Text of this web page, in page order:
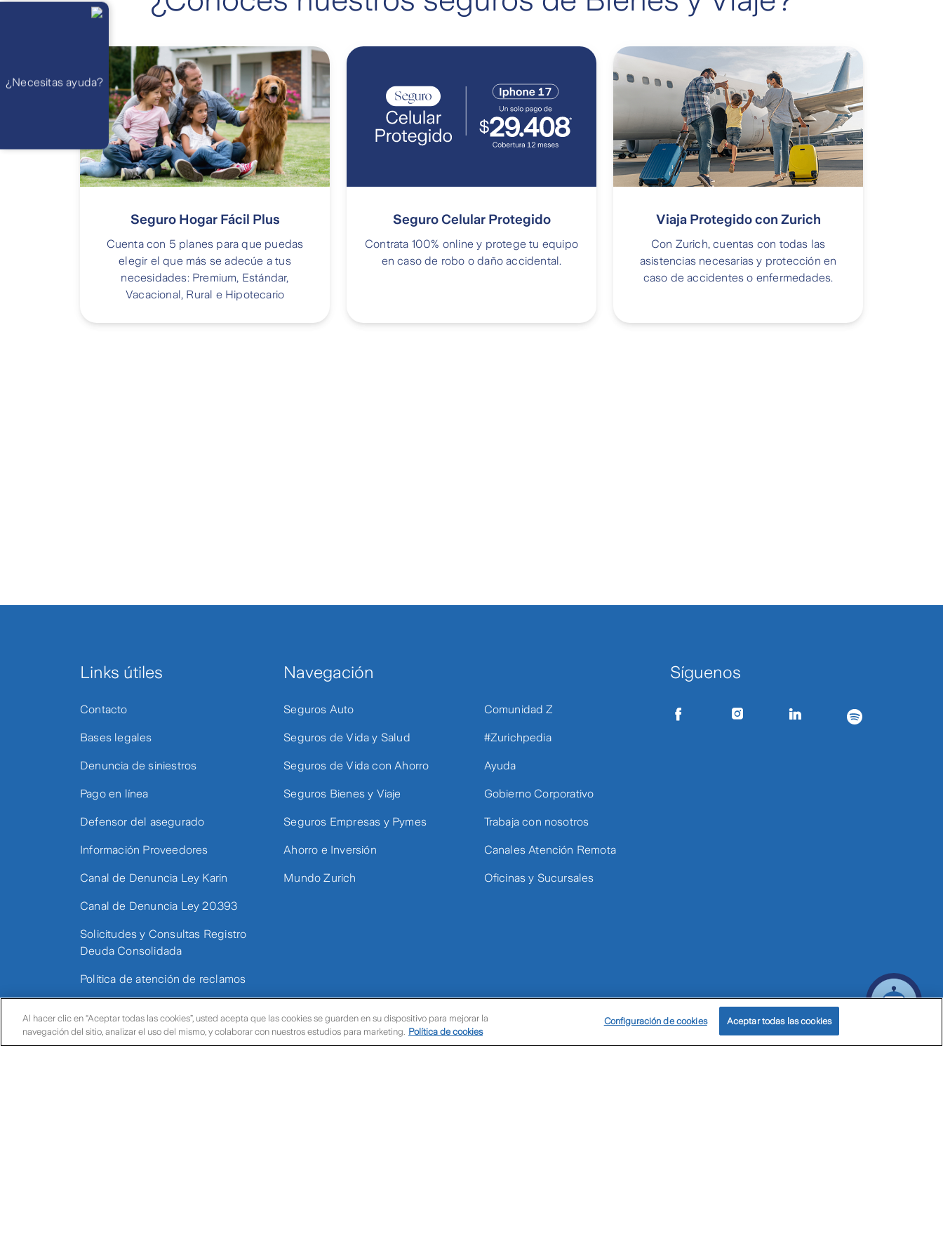
Conoce los datos de tus asistencias (07-2026)
Seguro Hogar Fácil Plus
Cuenta con 5 planes para que puedas
elegir el que más se adecúe a tus
necesidades: Premium, Estándar,
Vacacional, Rural e Hipotecario
Seguro Celular Protegido
Contrata 100% online y protege tu equipo
en caso de robo o daño accidental.
Viaja Protegido con Zurich
Con Zurich, cuentas con todas las
asistencias necesarias y protección en
caso de accidentes o enfermedades.
Links útiles
Contacto
Bases legales
Denuncia de siniestros
Pago en línea
Defensor del asegurado
Información Proveedores
Canal de Denuncia Ley Karin
Canal de Denuncia Ley 20.393
Solicitudes y Consultas Registro
Deuda Consolidada
Política de atención de reclamos
Presentación de consultas y
Navegación
Seguros Auto
Seguros de Vida y Salud
Seguros de Vida con Ahorro
Seguros Bienes y Viaje
Seguros Empresas y Pymes
Ahorro e Inversión
Mundo Zurich
Comunidad Z
#Zurichpedia
Ayuda
Gobierno Corporativo
Trabaja con nosotros
Canales Atención Remota
Oficinas y Sucursales
Síguenos
¿Necesitas ayuda?
Llámanos
Atención 24
horas,
Al hacer clic en “Aceptar todas las cookies”, usted acepta que las cookies se guarden en su dispositivo para mejorar la
navegación del sitio, analizar el uso del mismo, y colaborar con nuestros estudios para marketing. Política de cookies
Configuración de cookies Aceptar todas las cookies